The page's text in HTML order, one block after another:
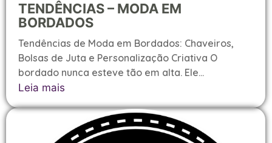
TENDÊNCIAS – MODA EM
BORDADOS
Tendências de Moda em Bordados: Chaveiros,
Bolsas de Juta e Personalização Criativa O
bordado nunca esteve tão em alta. Ele...
Leia mais